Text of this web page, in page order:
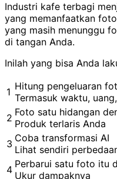
Industri kafe terbagi
yang memanfaatkan
yang masih menunggu
di tangan Anda.
Inilah yang bisa Anda
1 Hitung pengeluaran
Termasuk waktu,
2 Foto satu hidangan
Produk terlaris Anda
3 Coba transformasi AI
Lihat sendiri
4 Perbarui satu foto itu
Ukur dampaknya